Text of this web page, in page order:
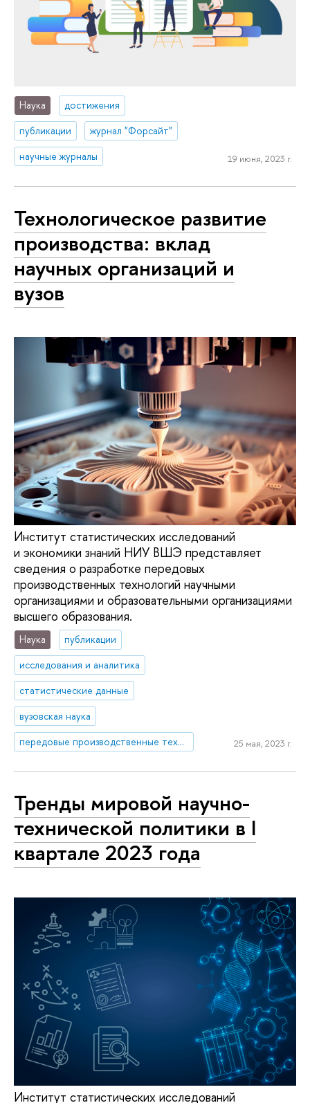
Наука
достижения
публикации
журнал "Форсайт"
научные журналы
19 июня, 2023 г.
Технологическое развитие
производства: вклад
научных организаций и
вузов
Институт статистических исследований
и экономики знаний НИУ ВШЭ представляет
сведения о разработке передовых
производственных технологий научными
организациями и образовательными организациями
высшего образования.
Наука
публикации
исследования и аналитика
статистические данные
вузовская наука
передовые производственные технологии
25 мая, 2023 г.
Тренды мировой научно-
технической политики в I
квартале 2023 года
Институт статистических исследований